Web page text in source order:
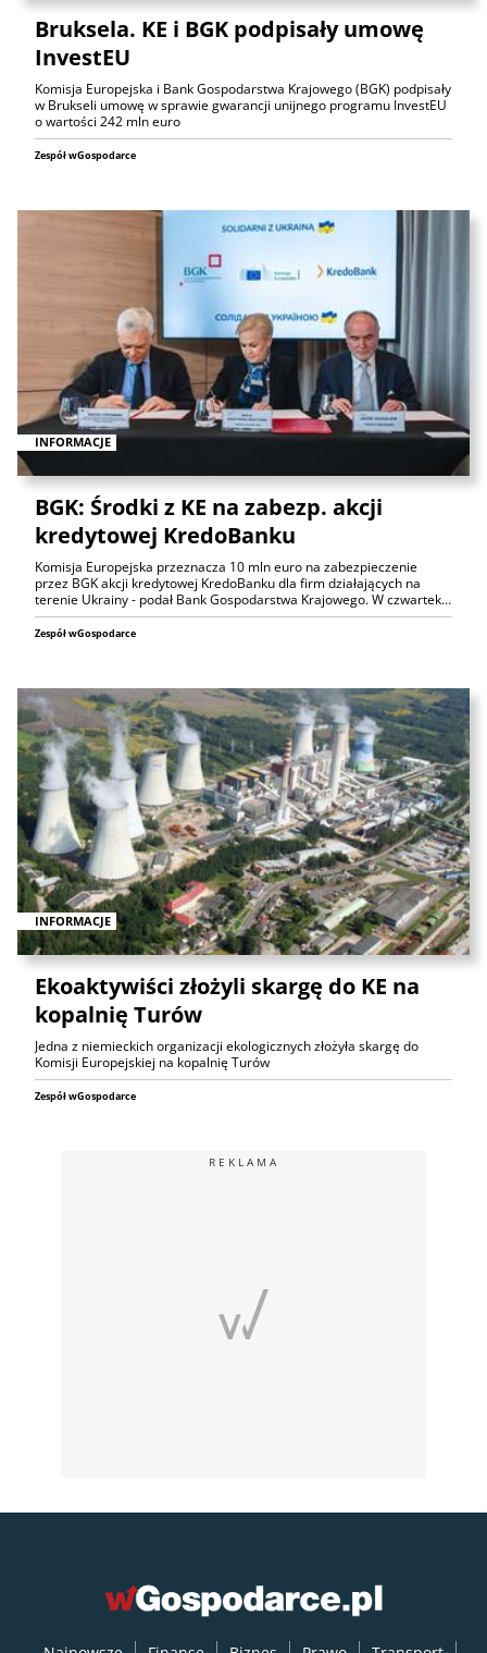
Bruksela. KE i BGK podpisały umowę
InvestEU
Komisja Europejska i Bank Gospodarstwa Krajowego (BGK) podpisały
w Brukseli umowę w sprawie gwarancji unijnego programu InvestEU
o wartości 242 mln euro
Zespół wGospodarce
INFORMACJE
BGK: Środki z KE na zabezp. akcji
kredytowej KredoBanku
Komisja Europejska przeznacza 10 mln euro na zabezpieczenie
przez BGK akcji kredytowej KredoBanku dla firm działających na
terenie Ukrainy - podał Bank Gospodarstwa Krajowego. W czwartek…
Zespół wGospodarce
INFORMACJE
Ekoaktywiści złożyli skargę do KE na
kopalnię Turów
Jedna z niemieckich organizacji ekologicznych złożyła skargę do
Komisji Europejskiej na kopalnię Turów
Zespół wGospodarce
REKLAMA